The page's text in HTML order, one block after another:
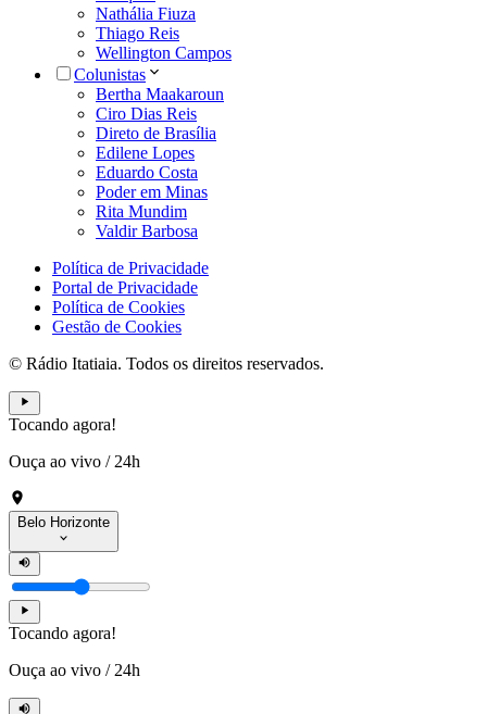
Nathália Fiuza
Thiago Reis
Wellington Campos
Colunistas
Bertha Maakaroun
Ciro Dias Reis
Direto de Brasília
Edilene Lopes
Eduardo Costa
Poder em Minas
Rita Mundim
Valdir Barbosa
Política de Privacidade
Portal de Privacidade
Política de Cookies
Gestão de Cookies
© Rádio Itatiaia. Todos os direitos reservados.
Tocando agora!
Ouça ao vivo / 24h
Belo Horizonte
Tocando agora!
Ouça ao vivo / 24h